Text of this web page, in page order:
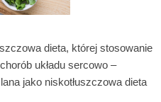
dieta, której stosowanie
układu sercowo –
jako niskotłuszczowa dieta